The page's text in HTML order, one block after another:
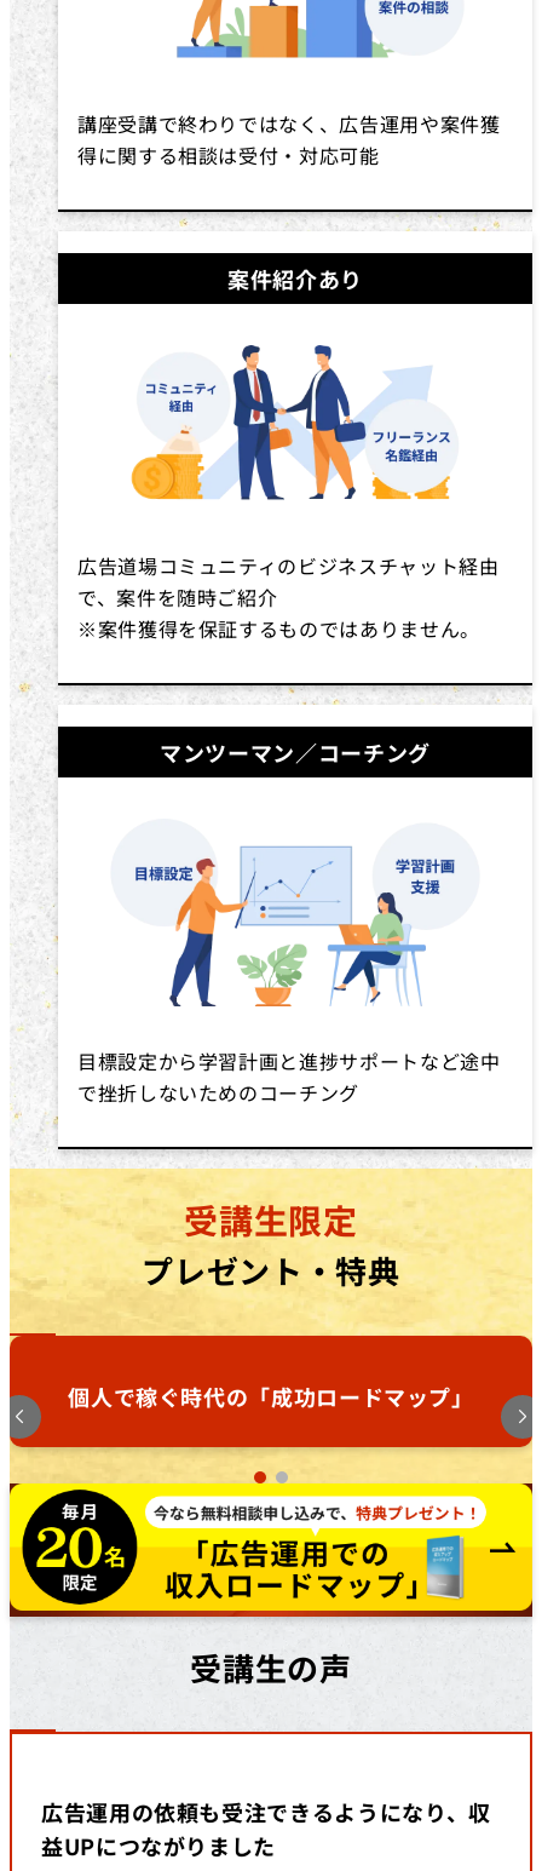
講座受講で終わりではなく、広告運用や案件獲
得に関する相談は受付・対応可能
案件紹介あり
広告道場コミュニティのビジネスチャット経由
で、案件を随時ご紹介
※案件獲得を保証するものではありません。
マンツーマン／コーチング
目標設定から学習計画と進捗サポートなど途中
で挫折しないためのコーチング
受講生限定
プレゼント・特典
個人で稼ぐ時代の「成功ロードマップ」
受講生の声
広告運用の依頼も受注できるようになり、収
益UPにつながりました